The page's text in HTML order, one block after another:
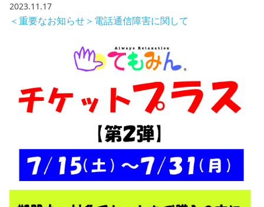
2023.11.17
＜重要なお知らせ＞電話通信障害に関して